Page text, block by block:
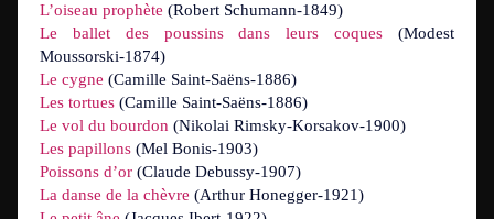
L’oiseau prophète (Robert Schumann-1849)
Le ballet des poussins dans leurs coques (Modest
Moussorski-1874)
Le cygne (Camille Saint-Saëns-1886)
Les tortues (Camille Saint-Saëns-1886)
Le vol du bourdon (Nikolai Rimsky-Korsakov-1900)
Les papillons (Mel Bonis-1903)
Poissons d’or (Claude Debussy-1907)
La danse de la chèvre (Arthur Honegger-1921)